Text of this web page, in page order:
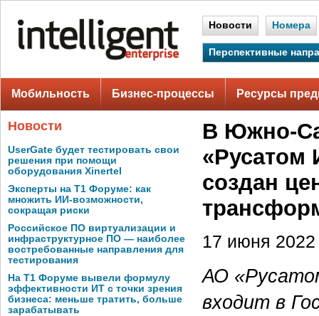
Новости Номера
Перспективные
Мобильность Бизнес-процессы Ресурсы
Новости
UserGate будет тестировать свои
решения при помощи
оборудования Xinertel
Эксперты на Т1 Форуме: как
множить ИИ-возможности,
сокращая риски
Российское ПО виртуализации и
инфраструктурное ПО — наиболее
востребованные направления для
тестирования
На Т1 Форуме вывели формулу
эффективности ИТ с точки зрения
бизнеса: меньше тратить, больше
зарабатывать
В Южно-
«Русатом
создан
17 июня 2022
АО
входит в